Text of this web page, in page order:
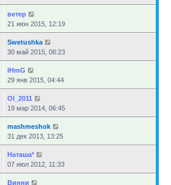
ветер
21 июн 2015, 12:19
Swetushka
30 май 2015, 08:23
IHmG
29 янв 2015, 04:44
Ol_2011
19 мар 2014, 06:45
mashmeshok
31 дек 2013, 13:25
Наташа*
07 июл 2012, 11:33
Винни